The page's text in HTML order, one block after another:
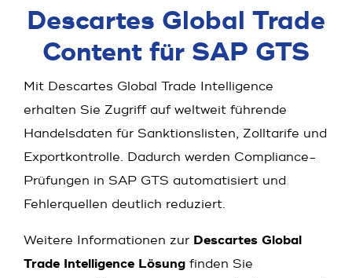
Descartes Global Trade
Content für SAP GTS
Mit Descartes Global Trade Intelligence
erhalten Sie Zugriff auf weltweit führende
Handelsdaten für Sanktionslisten, Zolltarife und
Exportkontrolle. Dadurch werden Compliance-
Prüfungen in SAP GTS automatisiert und
Fehlerquellen deutlich reduziert.
Weitere Informationen zur Descartes Global
Trade Intelligence Lösung finden Sie